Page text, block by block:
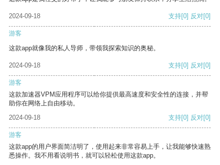
2024-09-18 支持[0] 反对[0]
游客
这款app就像我的私人导师，带领我探索知识的奥秘。
2024-09-18 支持[0] 反对[0]
游客
这款加速器VPM应用程序可以给你提供最高速度和安全性的连接，并帮
助你在网络上自由移动。
2024-09-18
支持[0] 反对[0]
游客
这款app的用户界面简洁明了，使用起来非常容易上手，让我能够快速熟
悉操作。我不用看说明书，就可以轻松使用这款app。